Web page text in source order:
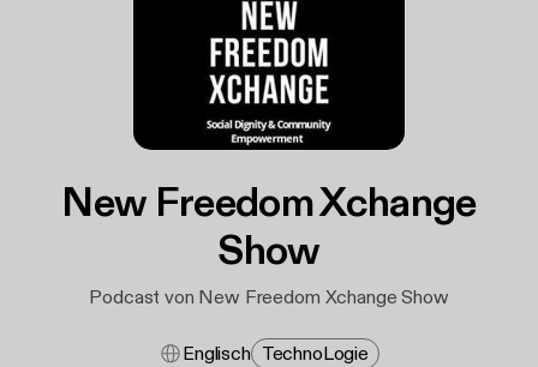
New Freedom Xchange
Show
Podcast von New Freedom Xchange Show
Englisch Techno​logie